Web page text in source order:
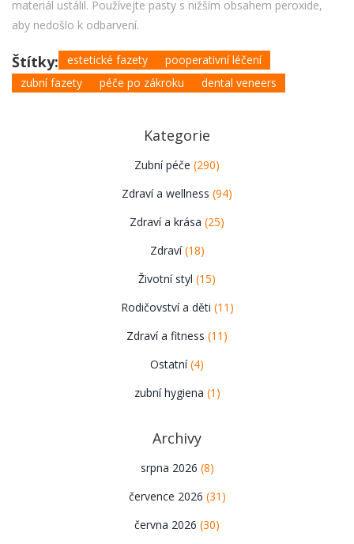
materiál ustálil. Používejte pasty s nižším obsahem peroxide,
aby nedošlo k odbarvení.
Štítky: estetické fazety
pooperativní léčení
zubní fazety
péče po zákroku dental veneers
Kategorie
Zubní péče (290)
Zdraví a wellness (94)
Zdraví a krása (25)
Zdraví(18)
Životní styl (15)
Rodičovství a děti (11)
Zdraví a fitness (11)
Ostatní(4)
zubní hygiena (1)
Archivy
srpna 2026 (8)
července 2026 (31)
června 2026 (30)